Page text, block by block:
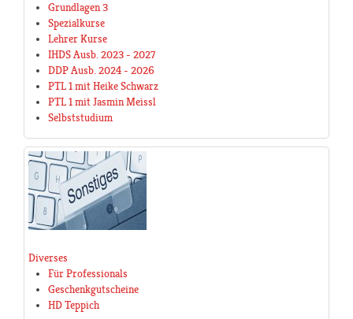
Grundlagen 3
Spezialkurse
Lehrer Kurse
IHDS Ausb. 2023 - 2027
DDP Ausb. 2024 - 2026
PTL 1 mit Heike Schwarz
PTL 1 mit Jasmin Meissl
Selbststudium
Diverses
Für Professionals
Geschenkgutscheine
HD Teppich